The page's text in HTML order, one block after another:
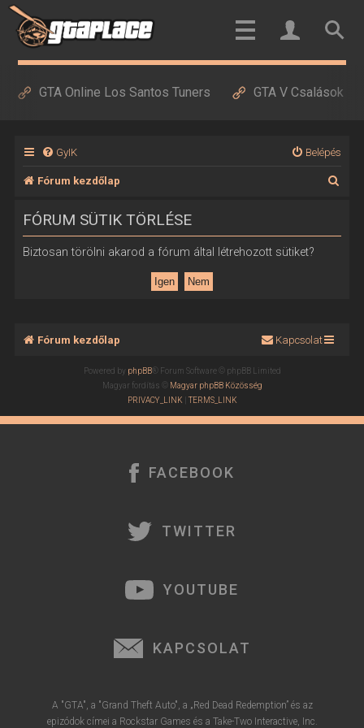
GTA Online Los Santos Tuners GTA V Csalások
GyIK Belépés
Fórum kezdőlap
FÓRUM SÜTIK TÖRLÉSE
Biztosan törölni akarod a fórum által létrehozott sütiket?
Fórum kezdőlap Kapcsolat
Powered by phpBB® Forum Software © phpBB Limited
Magyar fordítás © Magyar phpBB Közösség
PRIVACY_LINK |TERMS_LINK
FACEBOOK
TWITTER
YOUTUBE
KAPCSOLAT
A "GTA", a "Grand Theft Auto", a „Red Dead Redemption” és az
epizódok címei a Rockstar Games és a Take-Two Interactive, Inc.